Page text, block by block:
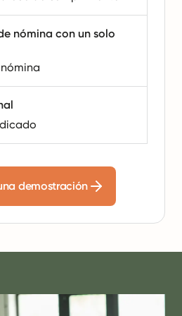
nómina con un solo
demostración